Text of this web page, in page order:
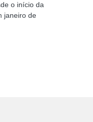
o início da
janeiro de